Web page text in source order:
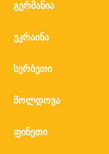
გერმანია
უკრაინა
სერბეთი
მოლდოვა
ფინეთი